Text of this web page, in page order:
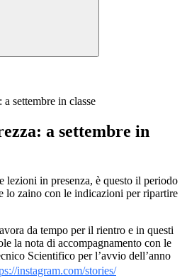
settembre in classe
a settembre in
lezioni in presenza, è questo il periodo
lo zaino con le indicazioni per ripartire
da tempo per il rientro e in questi
la nota di accompagnamento con le
Scientifico per l’avvio dell’anno
instagram.com/stories/